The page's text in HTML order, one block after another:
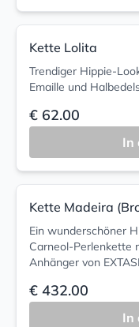
Kette Lolita
Trendiger Hippie-
Emaille und
€ 62.00
In
Kette Madeira
Ein wunderschöner
Carneol-Perlenkette
Anhänger von
€ 432.00
In